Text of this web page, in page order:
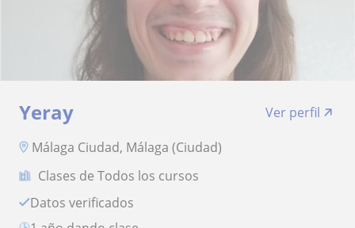
Yeray
Ver perfil
Málaga Ciudad, Málaga (Ciudad)
Clases de Todos los cursos
Datos verificados